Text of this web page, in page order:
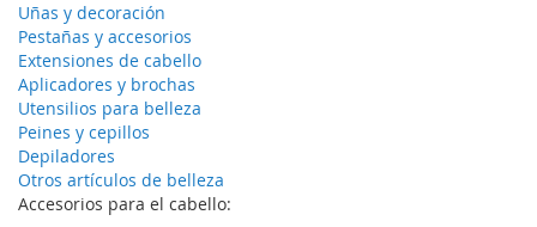
Uñas y decoración
Pestañas y accesorios
Extensiones de cabello
Aplicadores y brochas
Utensilios para belleza
Peines y cepillos
Depiladores
Otros artículos de belleza
Accesorios para el cabello: